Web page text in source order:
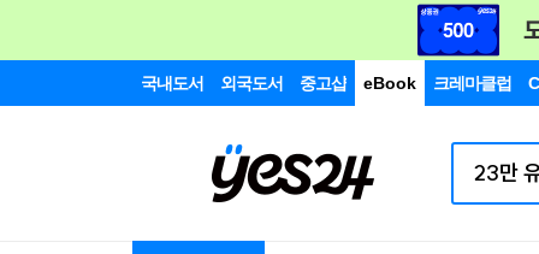
국내도서 외국도서 중고샵 eBook 크레마클럽